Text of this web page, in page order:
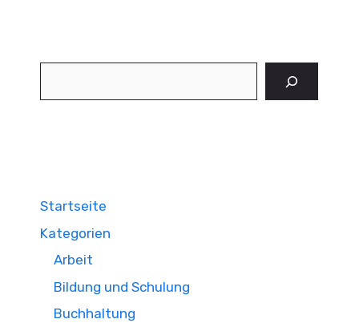
Startseite
Kategorien
Arbeit
Bildung und Schulung
Buchhaltung